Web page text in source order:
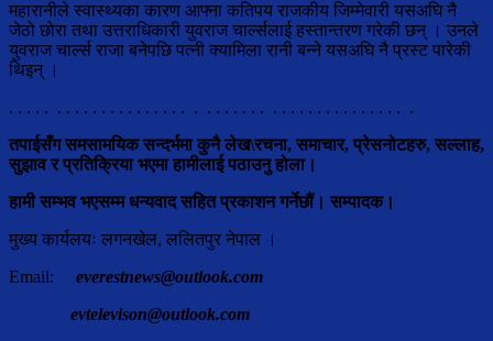
महारानीले स्वास्थ्यका कारण आफ्ना कतिपय राजकीय जिम्मेवारी यसअघि नै
जेठो छोरा तथा उत्तराधिकारी युवराज चार्ल्सलाई हस्तान्तरण गरेकी छन् । उनले
युवराज चार्ल्स राजा बनेपछि पत्नी क्यामिला रानी बन्ने यसअघि नै प्रस्ट पारेकी
थिइन् ।
. . . . . . . . . . . . . . . . . . . . . . . . . . . . . . . . . . . . . . . . . . . .
तपाईसँगसमसामयिकसन्दर्भमाकुनैलेख\रचना, समाचार, प्रेसनोटहरु, सल्लाह,
सुझावरप्रतिक्रियाभएमाहामीलाईपठाउनु होला।
हामीसम्भवभएसम्मधन्यवाद सहितप्रकाशनगर्नेछौं। सम्पादक।
मुख्य कार्यलयः लगनखेल, ललितपुर नेपाल ।
Email: everestnews@outlook.com
evtelevison@outlook.com